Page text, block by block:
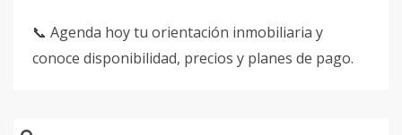
📞 Agenda hoy tu orientación inmobiliaria y
conoce disponibilidad, precios y planes de pago.